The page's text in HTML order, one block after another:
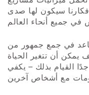
أفكارنا سيكون لها صدى
في جمع جمهور من
أن تتغير الحياة
القيام بذلك – يكفي